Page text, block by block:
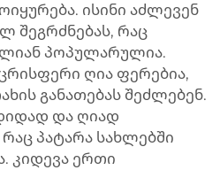
ისინი აძლევენ
შეგრძნებას, რაც
პოპულარულია.
ღია ფერებია,
განათებას შეძლებენ.
და ღიად
პატარა სახლებში
კიდევა ერთი